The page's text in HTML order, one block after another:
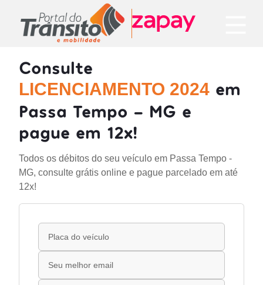
Consulte
LICENCIAMENTO 2024 em
Passa Tempo - MG e
pague em 12x!
Todos os débitos do seu veículo em Passa Tempo -
MG, consulte grátis online e pague parcelado em até
12x!